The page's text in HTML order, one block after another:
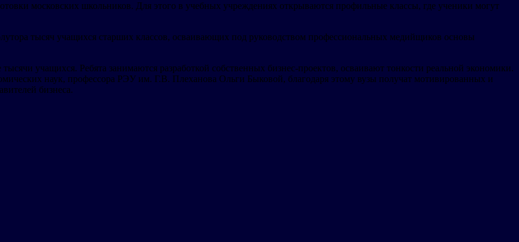
московских школьников. Для этого в учебных учреждениях открываются профильные классы, где ученики могут
тысяч учащихся старших классов, осваивающих под руководством профессиональных медийщиков основы
учащихся. Ребята занимаются разработкой собственных бизнес-проектов, осваивают тонкости реальной экономики.
наук, профессора РЭУ им. Г.В. Плеханова Ольги Быковой, благодаря этому вузы получат мотивированных и
бизнеса.